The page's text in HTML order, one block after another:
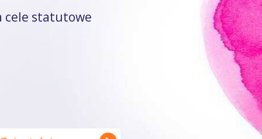
a KSeF
faktury do KSeF
Kalkulator odsetek PIT
Kalkulator rozliczenia
Kalkulator zwrotu podatku
Kalkulator kilometrówki
37
Koszty uzyskania przychodu twórcy
Odliczenie składki zdrowotnej
Działalność nierejestrowana
Wybór formy opodatkowania
cele statutowe